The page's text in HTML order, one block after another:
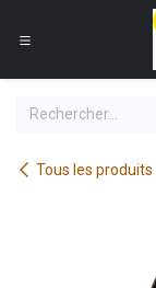
Se rendre au
Tous les produits